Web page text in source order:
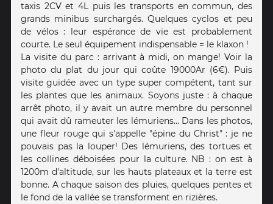
taxis 2CV et 4L puis les transports en commun, des
grands minibus surchargés. Quelques cyclos et peu
de vélos : leur espérance de vie est probablement
courte. Le seul équipement indispensable = le klaxon !
La visite du parc : arrivant à midi, on mange! Voir la
photo du plat du jour qui coûte 19000Ar (6€). Puis
visite guidée avec un type super compétent, tant sur
les plantes que les animaux. Soyons juste : à chaque
arrêt photo, il y avait un autre membre du personnel
qui avait dû rameuter les lémuriens... Dans les photos,
une fleur rouge qui s'appelle "épine du Christ" : je ne
pouvais pas la louper! Des lémuriens, des tortues et
les collines déboisées pour la culture. NB : on est à
1200m d'altitude, sur les hauts plateaux et la terre est
bonne. A chaque saison des pluies, quelques pentes et
le fond de la vallée se transforment en rizières.